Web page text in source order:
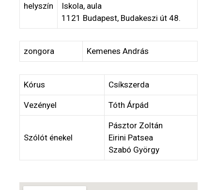
helyszín
Iskola, aula
1121 Budapest, Budakeszi út 48.
zongora Kemenes András
Kórus Csíkszerda
Vezényel Tóth Árpád
Szólót énekel
Pásztor Zoltán
Eirini Patsea
Szabó György